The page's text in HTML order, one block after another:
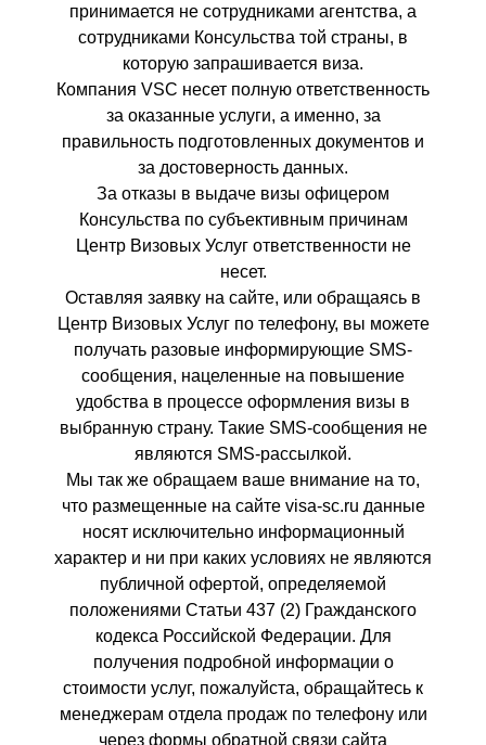
принимается не сотрудниками агентства, а
сотрудниками Консульства той страны, в
которую запрашивается виза.
Компания VSC несет полную ответственность
за оказанные услуги, а именно, за
правильность подготовленных документов и
за достоверность данных.
За отказы в выдаче визы офицером
Консульства по субъективным причинам
Центр Визовых Услуг ответственности не
несет.
Оставляя заявку на сайте, или обращаясь в
Центр Визовых Услуг по телефону, вы можете
получать разовые информирующие SMS-
сообщения, нацеленные на повышение
удобства в процессе оформления визы в
выбранную страну. Такие SMS-сообщения не
являются SMS-рассылкой.
Мы так же обращаем ваше внимание на то,
что размещенные на сайте visa-sc.ru данные
носят исключительно информационный
характер и ни при каких условиях не являются
публичной офертой, определяемой
положениями Статьи 437 (2) Гражданского
кодекса Российской Федерации. Для
получения подробной информации о
стоимости услуг, пожалуйста, обращайтесь к
менеджерам отдела продаж по телефону или
через формы обратной связи сайта